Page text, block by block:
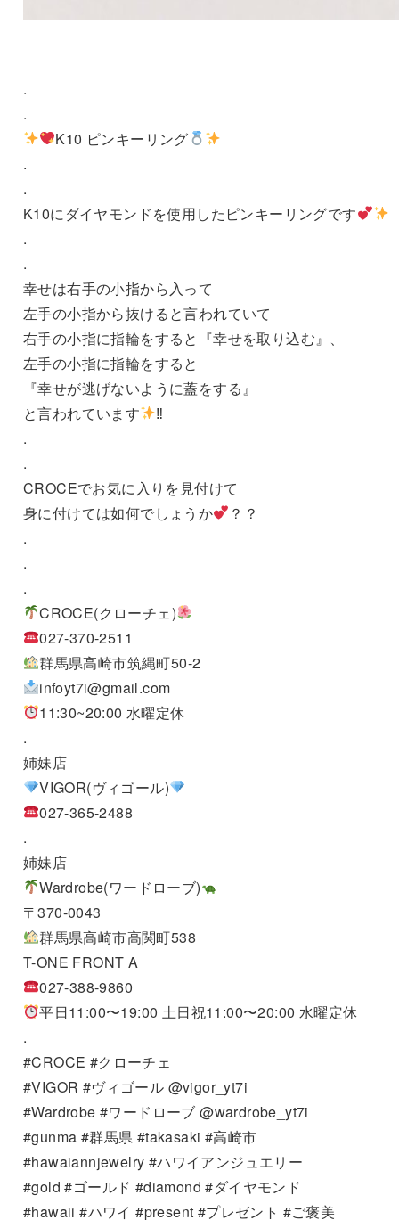
.
.
K10 ピンキーリング
.
.
K10にダイヤモンドを使用したピンキーリングです
.
.
幸せは右手の小指から入って
左手の小指から抜けると言われていて
右手の小指に指輪をすると『幸せを取り込む』、
左手の小指に指輪をすると
『幸せが逃げないように蓋をする』
と言われています
‼︎
.
.
CROCEでお気に入りを見付けて
身に付けては如何でしょうか
？？
.
.
.
CROCE(クローチェ)
027-370-2511
群馬県高崎市筑縄町50-2
infoyt7i@gmail.com
11:30~20:00 水曜定休
.
姉妹店
VIGOR(ヴィゴール)
027-365-2488
.
姉妹店
Wardrobe(ワードローブ)
〒370-0043
群馬県高崎市高関町538
T-ONE FRONT A
027-388-9860
平日11:00〜19:00 土日祝11:00〜20:00 水曜定休
.
#CROCE #クローチェ
#VIGOR #ヴィゴール @vigor_yt7i
#Wardrobe #ワードローブ @wardrobe_yt7i
#gunma #群馬県 #takasaki #高崎市
#hawaiannjewelry #ハワイアンジュエリー
#gold #ゴールド #diamond #ダイヤモンド
#hawaii #ハワイ #present #プレゼント #ご褒美